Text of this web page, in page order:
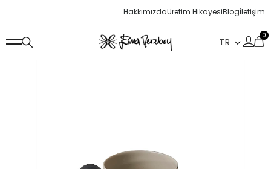
HakkımızdaÜretim HikayesiBlogİletişim
0